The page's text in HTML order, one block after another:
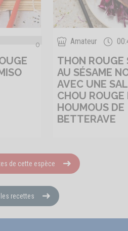
0 Amateur
THON ROUGE
AU SÉSAME
AVEC UNE
CHOU ROUGE
HOUMOUS DE
BETTERAVE
de cette espèce
recettes